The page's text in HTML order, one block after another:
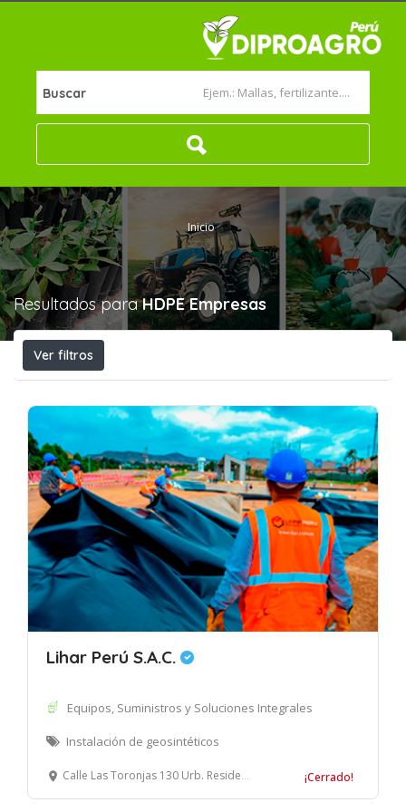
Buscar
Inicio
Resultados paraHDPE Empresas
Ver filtros
Lihar Perú S.A.C.
Equipos, Suministros y Soluciones Integrales
Instalación de geosintéticos
Calle Las Toronjas 130 Urb. Residencial Monterrico, La Molina, Lima. ¡Cerrado!